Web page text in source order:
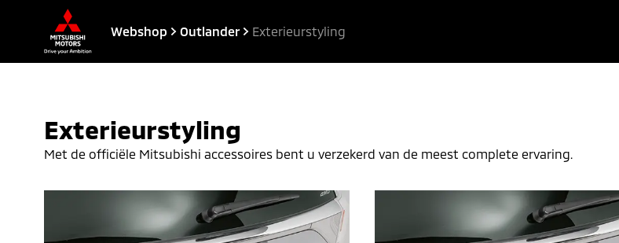
Webshop Outlander Exterieurstyling
Exterieurstyling
Met de officiële Mitsubishi accessoires bent u verzekerd van de meest complete ervaring.